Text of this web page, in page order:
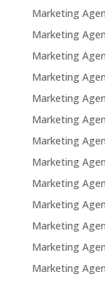
Marketing
Marketing
Marketing
Marketing
Marketing
Marketing
Marketing
Marketing
Marketing
Marketing
Marketing
Marketing
Marketing